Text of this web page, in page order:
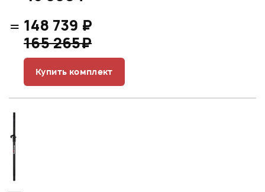
= 148 739 ₽
165 265₽
Купить комплект